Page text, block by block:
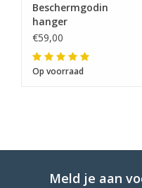
Beschermgodin
hanger
€59,00
Op voorraad
Meld je aan